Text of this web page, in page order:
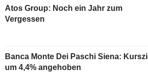
Atos Group: Noch ein Jahr zum
Vergessen
Banca Monte Dei Paschi Siena:
um 4,4% angehoben